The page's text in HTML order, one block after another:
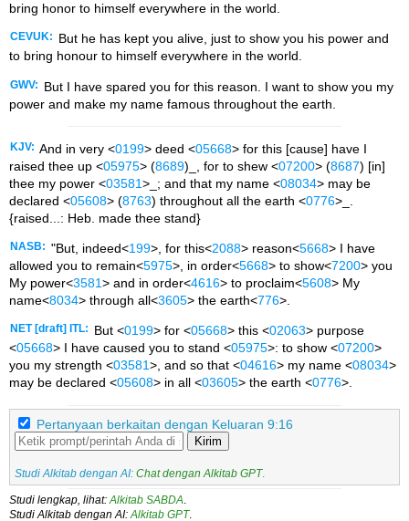
bring honor to himself everywhere in the world.
CEVUK:
But he has kept you alive, just to show you his power and
to bring honour to himself everywhere in the world.
GWV:
But I have spared you for this reason. I want to show you my
power and make my name famous throughout the earth.
KJV: And in very <0199> deed <05668> for this [cause] have I
raised thee up <05975> (8689)_, for to shew <07200> (8687) [in]
thee my power <03581>_; and that my name <08034> may be
declared <05608> (8763) throughout all the earth <0776>_.
{raised...: Heb. made thee stand}
NASB: "But, indeed<199>, for this<2088> reason<5668> I have
allowed you to remain<5975>, in order<5668> to show<7200> you
My power<3581> and in order<4616> to proclaim<5608> My
name<8034> through all<3605> the earth<776>.
NET [draft] ITL: But <0199> for <05668> this <02063> purpose
<05668> I have caused you to stand <05975>: to show <07200>
you my strength <03581>, and so that <04616> my name <08034>
may be declared <05608> in all <03605> the earth <0776>.
Pertanyaan berkaitan dengan Keluaran 9:16
Kirim
Studi Alkitab dengan AI: Chat dengan Alkitab GPT.
Studi lengkap, lihat: Alkitab SABDA
Studi Alkitab dengan AI: Alkitab GPT.